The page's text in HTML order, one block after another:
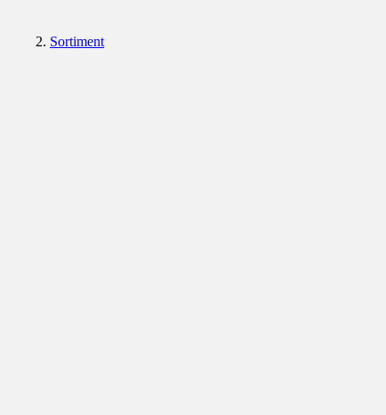
Sortiment